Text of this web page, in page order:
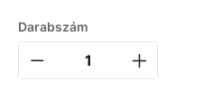
Darabszám